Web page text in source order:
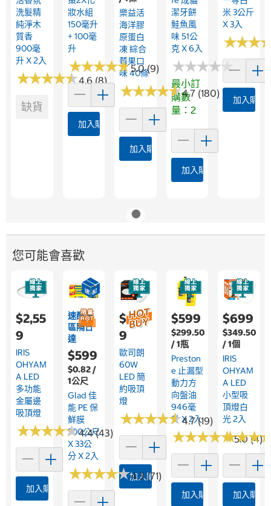
洗髮精
純淨木
質香
900毫
升 X 2入
★★★★★
★★★★★4.6 (8)
缺貨
妝水組
150毫升
+ 100毫
升
★★★★★
★★★★★5.0 (9)
加入購物車
樂益活
海洋膠
原蛋白
凍 綜合
莓果口
味 40條
★★★★★
★★★★★4.7 (180)
加入購物車
潔牙餅
鮭魚風
味 51公
克 X 6入
★★★★★
★★★★★
最小訂
購數
量：2
加入購物車
米 3公斤
X 3入
★★★
★★★
加入購物
您可能會喜歡
$2,55
9
IRIS
OHYAM
A LED
多功能
金屬邊
吸頂燈
★★★★★
★★★★★4.4 (43)
加入購物車
速配限
區隔日
達
$599
$0.82 /
1公尺
Glad 佳
能 PE 保
鮮膜
300公尺
X 33公
分 X 2入
★★★★★
★★★★★4.3 (71)
$4,19
9
歐司朗
60W
LED 簡
約吸頂
燈
★★★★★
★★★★★4.7 (19)
加入購物車
$599
$299.50
/ 1瓶
Preston
E 止漏型
動力方
向盤油
946毫
升 X 2入
★★★★★
★★★★★5.0 (4)
加入購物車
$699
$349.50
/ 1個
IRIS
OHYAM
A LED
小型吸
頂燈白
光 2入
★★★
★★★
加入購物